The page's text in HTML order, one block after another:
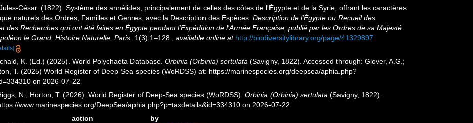
César. (1822). Système des annélides, principalement de celles des côtes de l'Égypte et de la Syrie, offrant les caractères
naturels des Ordres, Familles et Genres, avec la Description des Espèces.Description de l'Égypte ou Recueil des
des Recherches qui ont été faites en Égypte pendant l'Expédition de l'Armée Française, publié par les Ordres de sa Majesté
le Grand, Histoire Naturelle, Paris. 1(3):1–128. ,available online at http://biodiversitylibrary.org/page/41329897
K. (Ed.) (2025). World Polychaeta Database.Orbinia (Orbinia) sertulata (Savigny, 1822). Accessed through: Glover, A.G.;
T. (2025) World Register of Deep-Sea species (WoRDSS) at: https://marinespecies.org/deepsea/aphia.php?
on 2026-07-22
N.; Horton, T. (2026). World Register of Deep-Sea species (WoRDSS).Orbinia (Orbinia) sertulata (Savigny, 1822).
www.marinespecies.org/DeepSea/aphia.php?p=taxdetails&id=334310 on 2026-07-22
action
by